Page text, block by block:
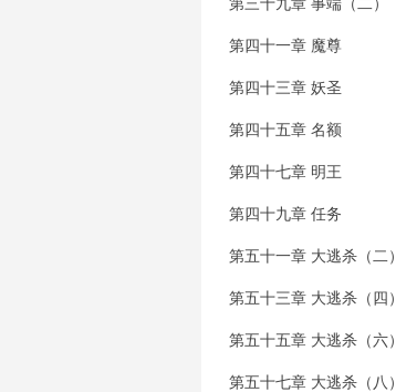
第四十一章 魔尊
第四十三章 妖圣
第四十五章 名额
第四十七章 明王
第四十九章 任务
第五十一章 大逃杀（二）
第五十三章 大逃杀（四）
第五十五章 大逃杀（六）
第五十七章 大逃杀（八）